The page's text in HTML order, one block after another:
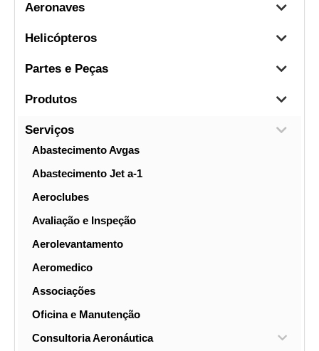
Aeronaves
Helicópteros
Partes e Peças
Produtos
Serviços
Abastecimento Avgas
Abastecimento Jet a-1
Aeroclubes
Avaliação e Inspeção
Aerolevantamento
Aeromedico
Associações
Oficina e Manutenção
Consultoria Aeronáutica